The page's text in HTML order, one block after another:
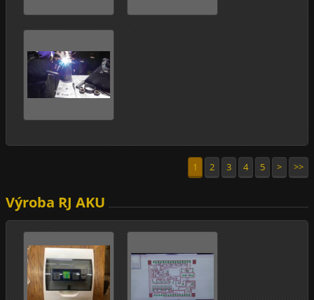
1 2 3 4 5 > >>
Výroba RJ AKU